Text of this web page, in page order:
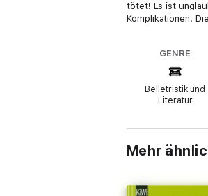
tötet! Es ist
Komplikationen.
GENRE
Belletristik und
Literatur
Mehr